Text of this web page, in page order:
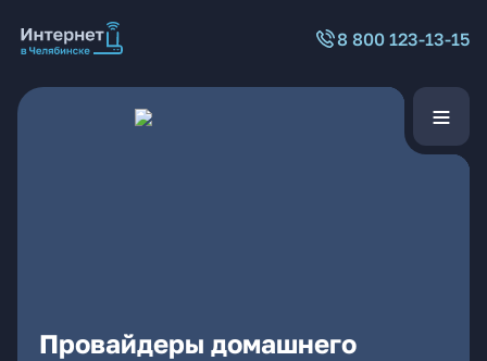
8 800 123-13-15
Провайдеры домашнего